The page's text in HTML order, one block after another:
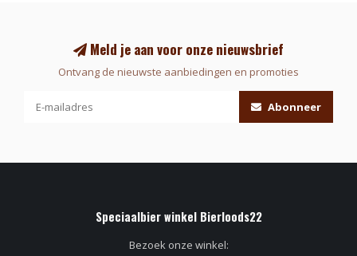
Meld je aan voor onze nieuwsbrief
Ontvang de nieuwste aanbiedingen en promoties
Abonneer
Speciaalbier winkel Bierloods22
Bezoek onze winkel: